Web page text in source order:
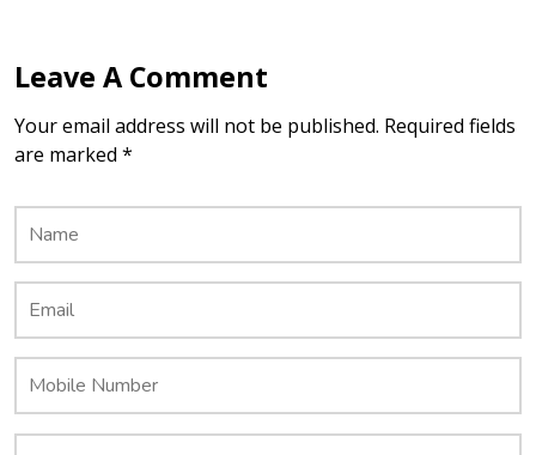
Leave A Comment
Your email address will not be published. Required fields
are marked *